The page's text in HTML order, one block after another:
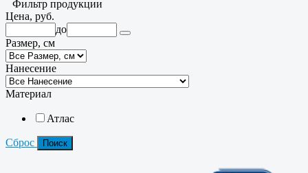
Фильтр продукции
Цена, руб.
до
Размер, см
Нанесение
Материал
Атлас
Сброс